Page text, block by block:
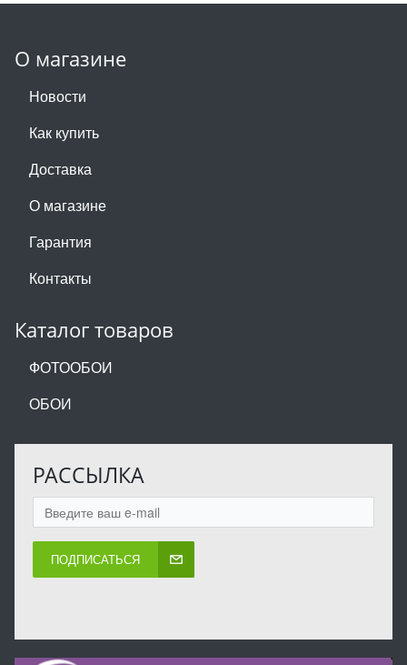
О магазине
Новости
Как купить
Доставка
О магазине
Гарантия
Контакты
Каталог товаров
ФОТООБОИ
ОБОИ
РАССЫЛКА
ПОДПИСАТЬСЯ